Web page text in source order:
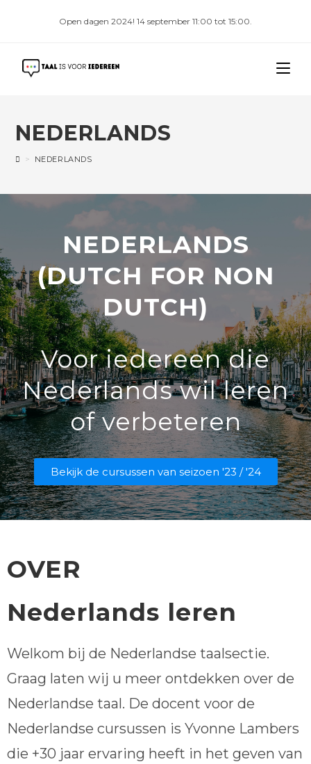
Open dagen 2024! 14 september 11:00 tot 15:00.
NEDERLANDS
> NEDERLANDS
NEDERLANDS
(DUTCH FOR NON
DUTCH)
Voor iedereen die
Nederlands wil leren
of verbeteren
Bekijk de cursussen van seizoen '23 / '24
OVER
Nederlands leren
Welkom bij de Nederlandse taalsectie.
Graag laten wij u meer ontdekken over de
Nederlandse taal. De docent voor de
Nederlandse cursussen is Yvonne Lambers
die +30 jaar ervaring heeft in het geven van